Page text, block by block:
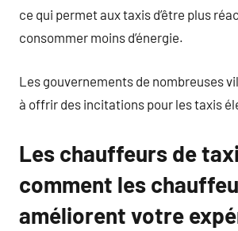
ce qui permet aux taxis d’être plus
consommer moins d’énergie.
Les gouvernements de nombreuses
à offrir des incitations pour les taxis
Les chauffeurs de
comment les
améliorent votre